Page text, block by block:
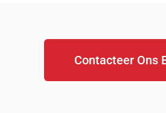
Contacteer Ons